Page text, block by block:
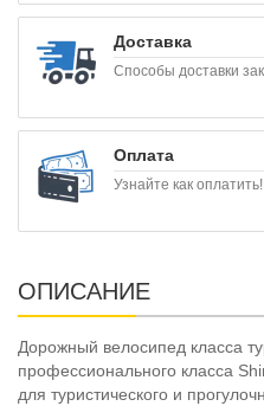
Доставка
Способы доставки
Оплата
Узнайте как оплатить!
ОПИСАНИЕ
Дорожный велосипед класса
профессионального класса
для туристического и